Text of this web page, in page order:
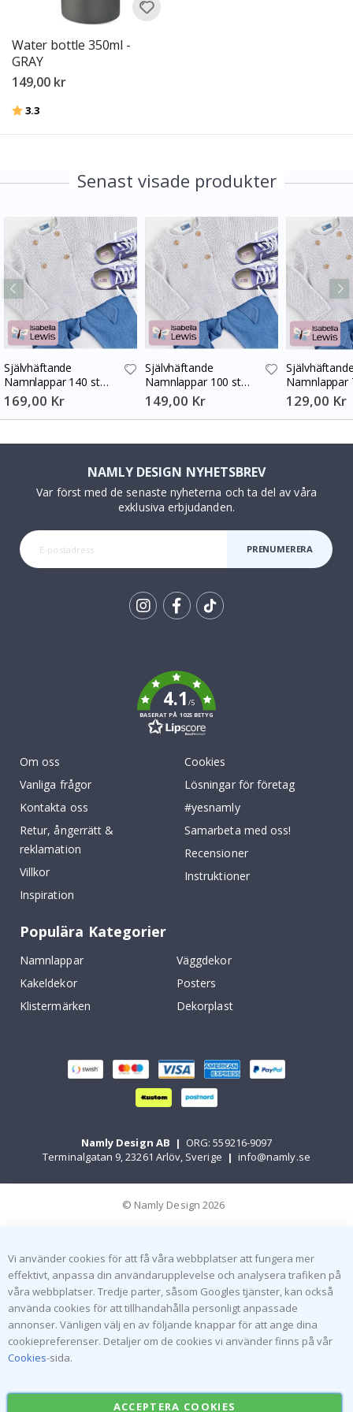
Water bottle 350ml -
GRAY
149,00 kr
Betyg:
3.3
Senast visade produkter
Självhäftande
Namnlappar 140 st
30x13 mm
169,00 Kr
Självhäftande
Namnlappar 100 st
30x13 mm
149,00 Kr
Namnlappar
30x13 mm
129,00 Kr
NAMLY DESIGN NYHETSBREV
Var först med de senaste nyheterna och ta del av våra
exklusiva erbjudanden.
PRENUMERERA
4.1/5
BASERAT PÅ 1025 BETYG
Om oss
Vanliga frågor
Kontakta oss
Retur, ångerrätt &
reklamation
Villkor
Inspiration
Cookies
Lösningar för företag
#yesnamly
Samarbeta med oss!
Recensioner
Instruktioner
Populära Kategorier
Namnlappar
Väggdekor
Kakeldekor
Posters
Klistermärken
Dekorplast
Namly Design AB | ORG: 559216-9097
Terminalgatan 9, 23261 Arlöv, Sverige | info@namly.se
© Namly Design 2026
Vi använder cookies för att få våra webbplatser att fungera mer
effektivt, anpassa din användarupplevelse och analysera trafiken på
våra webbplatser. Tredje parter, såsom Googles tjänster, kan också
använda cookies för att tillhandahålla personligt anpassade
annonser. Vänligen välj en av följande knappar för att ange dina
cookiepreferenser. Detaljer om de cookies vi använder finns på vår
Cookies-sida.
ACCEPTERA COOKIES